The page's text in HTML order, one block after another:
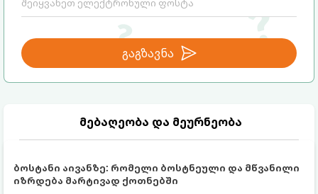
გაგზავნა
მებაღეობა და მეურნეობა
ბოსტანი აივანზე: რომელი ბოსტნეული და მწვანილი
იზრდება მარტივად ქოთნებში